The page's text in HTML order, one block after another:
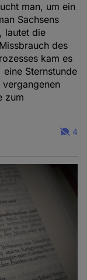
man, um ein
Sachsens
lautet die
des
kam es
Sternstunde
zum
4